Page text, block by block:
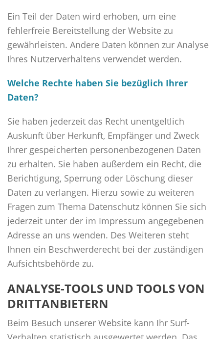
Ein Teil der Daten wird erhoben, um eine
fehlerfreie Bereitstellung der Website zu
gewährleisten. Andere Daten können zur Analyse
Ihres Nutzerverhaltens verwendet werden.
Welche Rechte haben Sie bezüglich Ihrer
Daten?
Sie haben jederzeit das Recht unentgeltlich
Auskunft über Herkunft, Empfänger und Zweck
Ihrer gespeicherten personenbezogenen Daten
zu erhalten. Sie haben außerdem ein Recht, die
Berichtigung, Sperrung oder Löschung dieser
Daten zu verlangen. Hierzu sowie zu weiteren
Fragen zum Thema Datenschutz können Sie sich
jederzeit unter der im Impressum angegebenen
Adresse an uns wenden. Des Weiteren steht
Ihnen ein Beschwerderecht bei der zuständigen
Aufsichtsbehörde zu.
ANALYSE-TOOLS UND TOOLS VON
DRITTANBIETERN
Beim Besuch unserer Website kann Ihr Surf-